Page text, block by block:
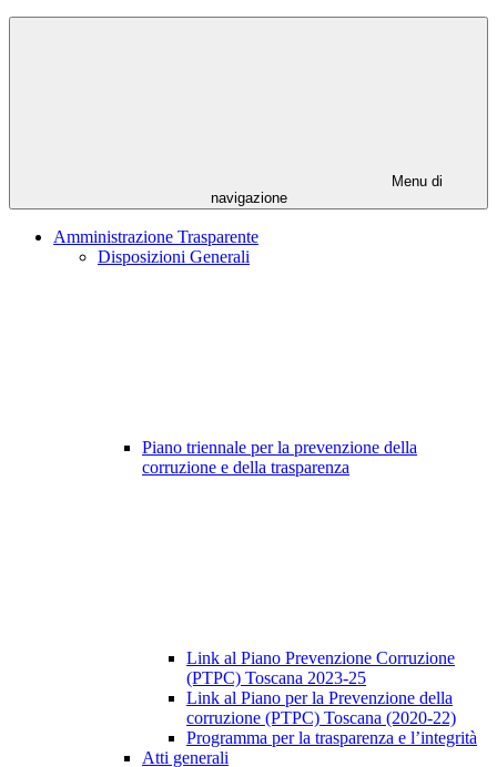
Menu di
navigazione
Amministrazione Trasparente
Disposizioni Generali
Piano triennale per la prevenzione della
corruzione e della trasparenza
Link al Piano Prevenzione Corruzione
(PTPC) Toscana 2023-25
Link al Piano per la Prevenzione della
corruzione (PTPC) Toscana (2020-22)
Programma per la trasparenza e l’integrità
Atti generali